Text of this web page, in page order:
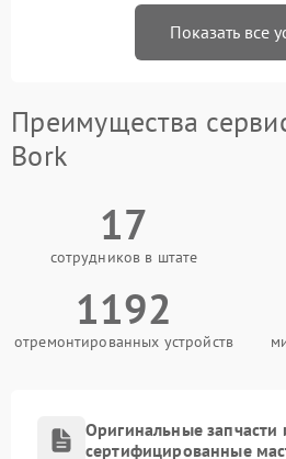
Показать все
Преимущества
Bork
17
сотрудников в штате
1192
отремонтированных устройств
Оригинальные запчасти
сертифицированные